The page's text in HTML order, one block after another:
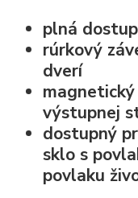
plná
rúrkový
dverí
výstupnej
dostupný
sklo s
povlaku